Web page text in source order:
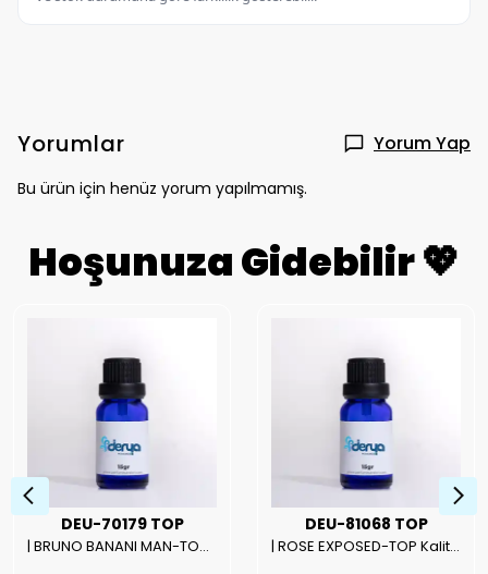
Yorumlar Yorum Yap
Bu ürün için henüz yorum yapılmamış.
Hoşunuza Gidebilir 💖
DEU-70179 TOP
| BRUNO BANANI MAN-TOP Kalite Erkek Parfüm Esansı.|
DEU-81068 TOP
| ROSE EXPOSED-TOP Kalite Unısex Parfüm Esansı.|